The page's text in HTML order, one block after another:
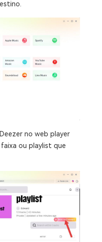
no web player
ou playlist que